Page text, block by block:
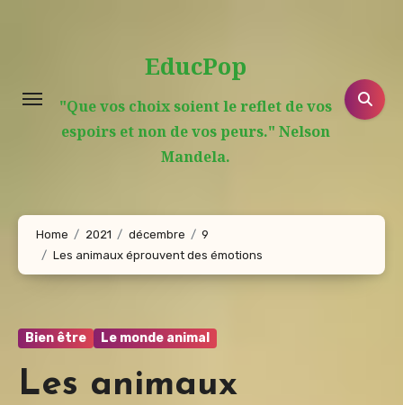
EducPop
"Que vos choix soient le reflet de vos
espoirs et non de vos peurs." Nelson
Mandela.
Home 2021 décembre
9
Les animaux éprouvent des émotions
Bien être Le monde animal
Les animaux